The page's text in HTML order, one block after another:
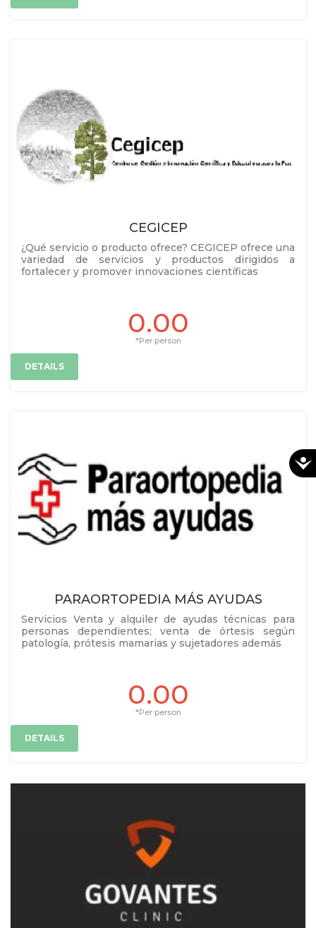
CEGICEP
¿Qué servicio o producto ofrece? CEGICEP ofrece una
variedad de servicios y productos dirigidos a
fortalecer y promover innovaciones científicas
0.00
*Per person
DETAILS
PARAORTOPEDIA MÁS AYUDAS
Servicios Venta y alquiler de ayudas técnicas para
personas dependientes; venta de órtesis según
patología, prótesis mamarias y sujetadores además
0.00
*Per person
DETAILS